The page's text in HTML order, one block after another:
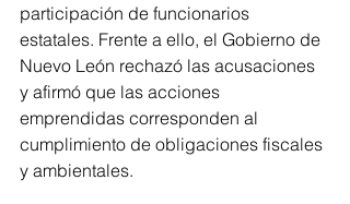
participación de funcionarios
estatales. Frente a ello, el Gobierno de
Nuevo León rechazó las acusaciones
y afirmó que las acciones
emprendidas corresponden al
cumplimiento de obligaciones fiscales
y ambientales.